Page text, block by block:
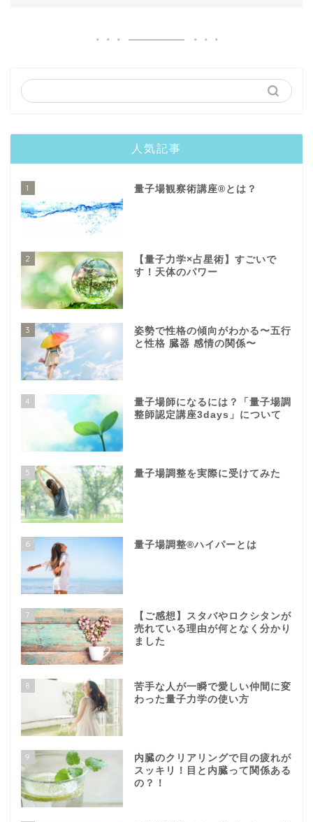
人気記事
1 量子場観察術講座®️とは？
2
【量子力学×占星術】すごいで
す！天体のパワー
3
姿勢で性格の傾向がわかる〜五行
と性格 臓器 感情の関係〜
4
量子場師になるには？「量子場調
整師認定講座3days」について
5 量子場調整を実際に受けてみた
6 量子場調整®️ハイパーとは
7
【ご感想】スタバやロクシタンが
売れている理由が何となく分かり
ました
8
苦手な人が一瞬で愛しい仲間に変
わった量子力学の使い方
9
内臓のクリアリングで目の疲れが
スッキリ！目と内臓って関係ある
の？！